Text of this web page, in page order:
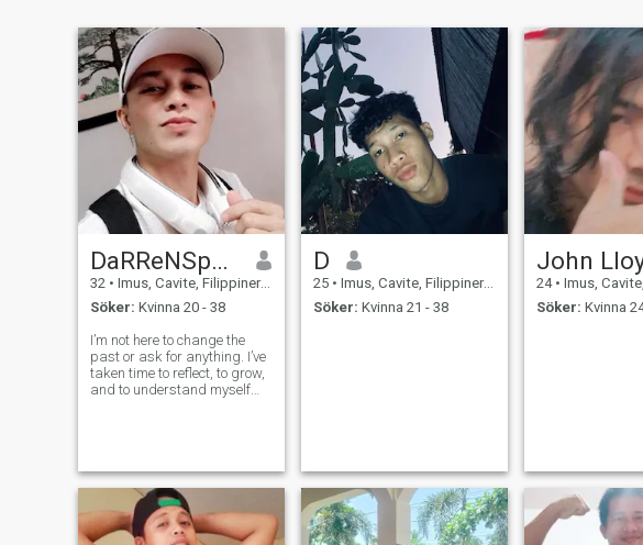
DaRReNSpanTOINKs
32 • Imus, Cavite, Filippinerna
Söker: Kvinna 20 - 38
I’m not here to change the
past or ask for anything. I’ve
taken time to reflect, to grow,
and to understand myself
bitterness, only gratitud
D
25 • Imus, Cavite, Filippinerna
Söker: Kvinna 21 - 38
John
24 • Imus, Cavite,
Söker: Kvinna